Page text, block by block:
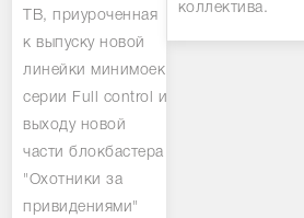
ТВ, приуроченная
к выпуску новой
линейки минимоек
серии Full control и
выходу новой
части блокбастера
"Охотники за
привидениями"
коллектива.